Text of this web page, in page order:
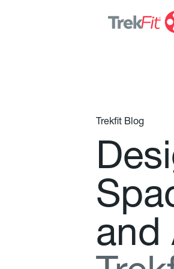
Trekfit Blog
Desi
Spa
and